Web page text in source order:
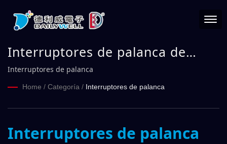
Interruptores de palanca de
Posición 2 ~ Posición 10 |
DAILYWELL
Interruptores de palanca
Home / Categoría / Interruptores de palanca
Interruptores de palanca